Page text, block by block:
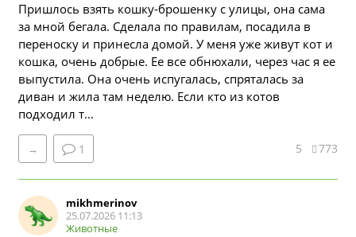
Пришлось взять кошку-брошенку с улицы, она сама
за мной бегала. Сделала по правилам, посадила в
переноску и принесла домой. У меня уже живут кот и
кошка, очень добрые. Ее все обнюхали, через час я ее
выпустила. Она очень испугалась, спряталась за
диван и жила там неделю. Если кто из котов
подходил т...
→ 1 5 773
mikhmerinov
25.07.2026 11:13
Животные